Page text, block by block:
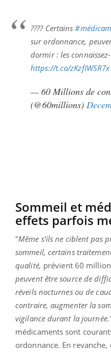
???? Certains
sur ordonnance,
dormir : les
https://t.co/zKzfIWSR7x
— 60 Millions de
(@60millions)
Sommeil et
effets parfois
"Même s’ils ne ciblent pas
sommeil, certains
qualité, prévient 60
peuvent être source de
réveils nocturnes ou de
contraire, augmenter la
vigilance durant la
médicaments sont
ordonnance. En